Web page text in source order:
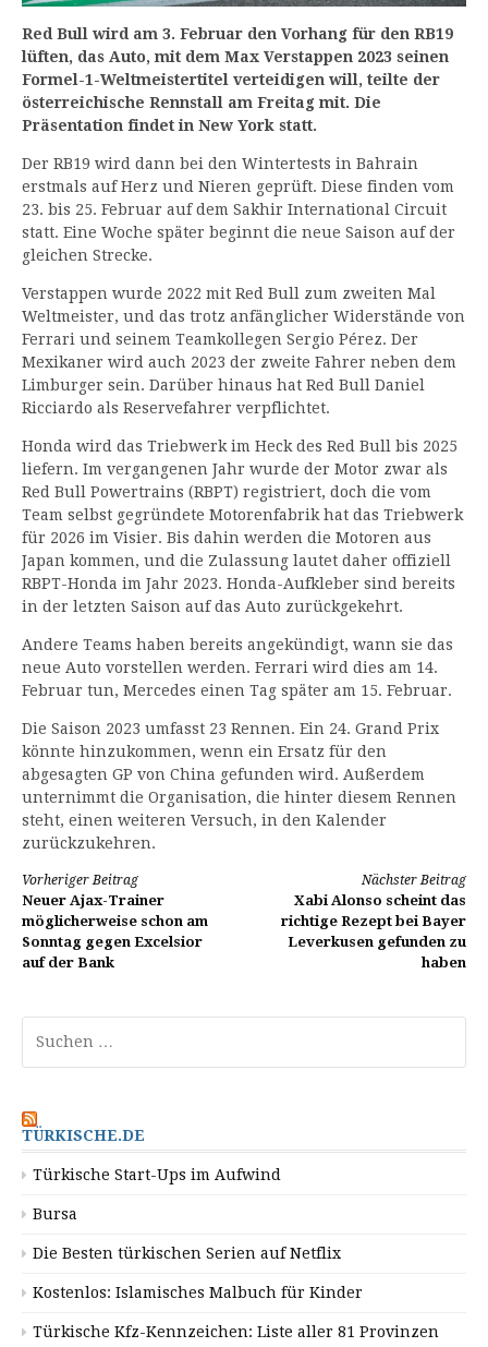
Red Bull wird am 3. Februar den Vorhang für den RB19
lüften, das Auto, mit dem Max Verstappen 2023 seinen
Formel-1-Weltmeistertitel verteidigen will, teilte der
österreichische Rennstall am Freitag mit. Die
Präsentation findet in New York statt.
Der RB19 wird dann bei den Wintertests in Bahrain
erstmals auf Herz und Nieren geprüft. Diese finden vom
23. bis 25. Februar auf dem Sakhir International Circuit
statt. Eine Woche später beginnt die neue Saison auf der
gleichen Strecke.
Verstappen wurde 2022 mit Red Bull zum zweiten Mal
Weltmeister, und das trotz anfänglicher Widerstände von
Ferrari und seinem Teamkollegen Sergio Pérez. Der
Mexikaner wird auch 2023 der zweite Fahrer neben dem
Limburger sein. Darüber hinaus hat Red Bull Daniel
Ricciardo als Reservefahrer verpflichtet.
Honda wird das Triebwerk im Heck des Red Bull bis 2025
liefern. Im vergangenen Jahr wurde der Motor zwar als
Red Bull Powertrains (RBPT) registriert, doch die vom
Team selbst gegründete Motorenfabrik hat das Triebwerk
für 2026 im Visier. Bis dahin werden die Motoren aus
Japan kommen, und die Zulassung lautet daher offiziell
RBPT-Honda im Jahr 2023. Honda-Aufkleber sind bereits
in der letzten Saison auf das Auto zurückgekehrt.
Andere Teams haben bereits angekündigt, wann sie das
neue Auto vorstellen werden. Ferrari wird dies am 14.
Februar tun, Mercedes einen Tag später am 15. Februar.
Die Saison 2023 umfasst 23 Rennen. Ein 24. Grand Prix
könnte hinzukommen, wenn ein Ersatz für den
abgesagten GP von China gefunden wird. Außerdem
unternimmt die Organisation, die hinter diesem Rennen
steht, einen weiteren Versuch, in den Kalender
zurückzukehren.
Weiterlesen
Vorheriger Beitrag
Neuer Ajax-Trainer
möglicherweise schon am
Sonntag gegen Excelsior
auf der Bank
Nächster Beitrag
Xabi Alonso scheint das
richtige Rezept bei Bayer
Leverkusen gefunden zu
haben
nach:
TÜRKISCHE.DE
Türkische Start-Ups im Aufwind
Bursa
Die Besten türkischen Serien auf Netflix
Kostenlos: Islamisches Malbuch für Kinder
Türkische Kfz-Kennzeichen: Liste aller 81 Provinzen